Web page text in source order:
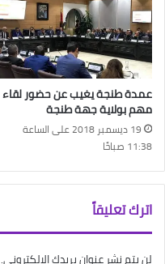
عمدة طنجة يغيب عن حضور لقاء
مهم بولاية جهة طنجة
19 ديسمبر 2018 على الساعة
11:38 صباحًا
اترك تعليقاً
لن يتم نشر عنوان بريدك الإلكتروني.